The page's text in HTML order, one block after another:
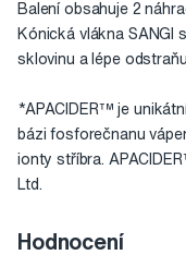
Balení obsahuje 2
Kónická vlákna SANGI
sklovinu a lépe
*APACIDER™ je
bázi fosforečnanu
ionty stříbra.
Ltd.
Hodnocení